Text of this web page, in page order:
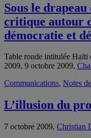
Sous le
critique autour
démocratie et
Table ronde intitulée Haïti
2009, 9 octobre 2009,
Communications, Notes
L’illusion du
7 octobre 2009, Christian